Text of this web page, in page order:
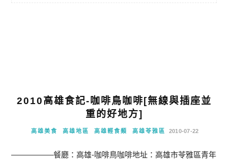
2010高雄食記-咖啡鳥咖啡[無線與插座並
重的好地方]
高雄美食 高雄地區 高雄輕食類 高雄苓雅區 2010-07-22
—————–餐廳：高雄-咖啡鳥咖啡地址：高雄市苓雅區青年